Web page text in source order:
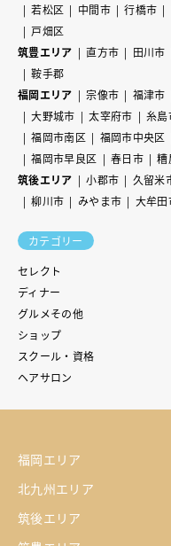
若松区
中間市 行橋市
戸畑区
筑豊エリア
直方市 田川市
鞍手郡
福岡エリア
宗像市 福津市
大野城市
太宰府市 糸島
福岡市南区
福岡市中央区
福岡市早良区
春日市 糟
筑後エリア
小郡市 久留米
柳川市
みやま市 大牟田
カテゴリー
セレクト
ディナー
グルメその他
ショップ
スクール・資格
ヘアサロン
福岡エリア
北九州エリア
筑後エリア